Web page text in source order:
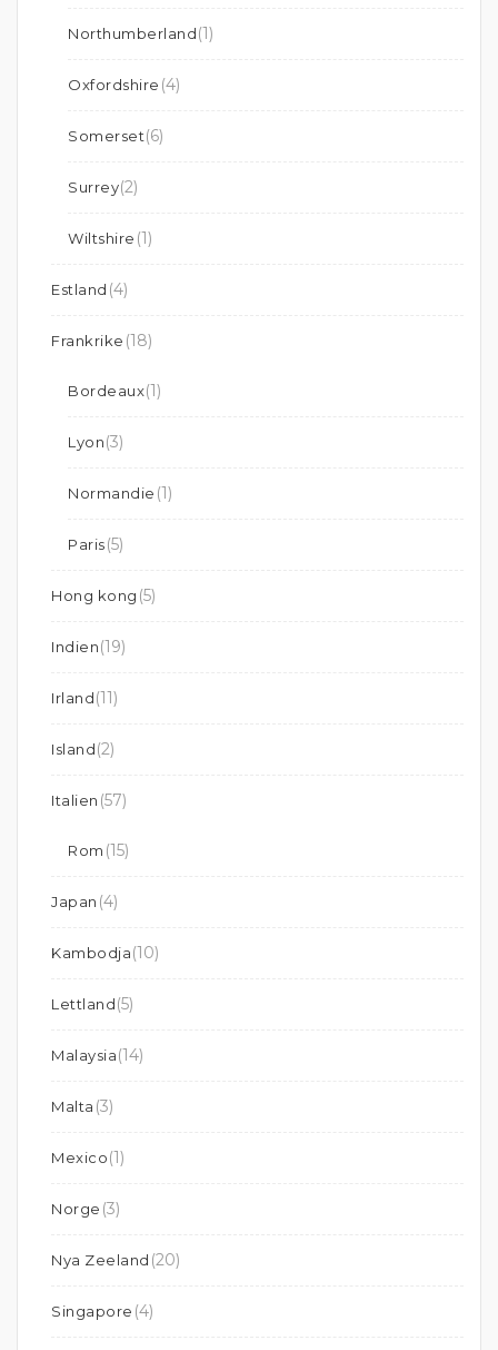
Northumberland(1)
Oxfordshire (4)
Somerset(6)
Surrey(2)
Wiltshire (1)
Estland (4)
Frankrike (18)
Bordeaux(1)
Lyon(3)
Normandie (1)
Paris(5)
Hong kong (5)
Indien(19)
Irland(11)
Island(2)
Italien (57)
Rom (15)
Japan (4)
Kambodja(10)
Lettland(5)
Malaysia(14)
Malta (3)
Mexico(1)
Norge (3)
Nya Zeeland (20)
Singapore (4)